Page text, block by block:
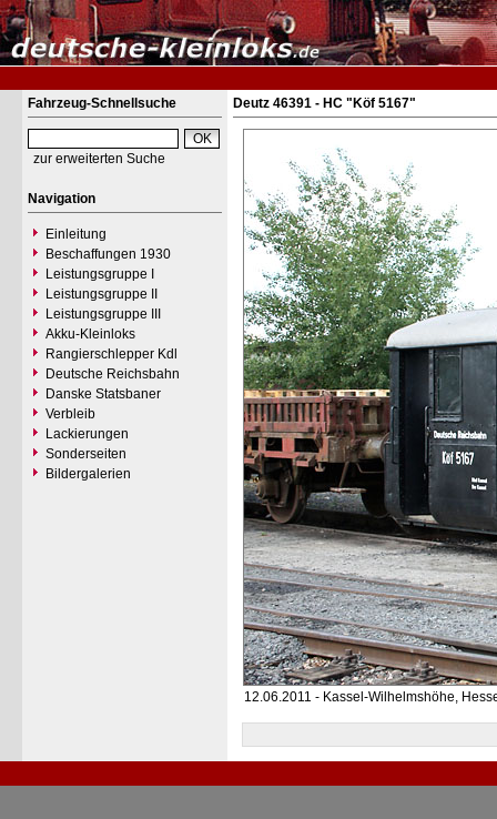
Fahrzeug-Schnellsuche
zur erweiterten Suche
Navigation
Einleitung
Beschaffungen 1930
Leistungsgruppe I
Leistungsgruppe II
Leistungsgruppe III
Akku-Kleinloks
Rangierschlepper Kdl
Deutsche Reichsbahn
Danske Statsbaner
Verbleib
Lackierungen
Sonderseiten
Bildergalerien
Deutz 46391 - HC "Köf 5167"
12.06.2011 - Kassel-Wilhelmshöhe,